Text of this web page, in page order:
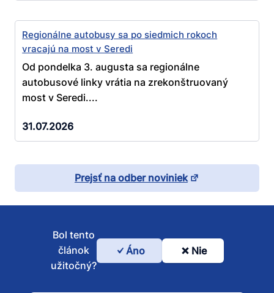
Regionálne autobusy sa po siedmich rokoch
vracajú na most v Seredi
Od pondelka 3. augusta sa regionálne
autobusové linky vrátia na zrekonštruovaný
most v Seredi....
31.07.2026
Prejsť na odber noviniek
Bol
Bol tento
článok
užitočný?
Áno Nie